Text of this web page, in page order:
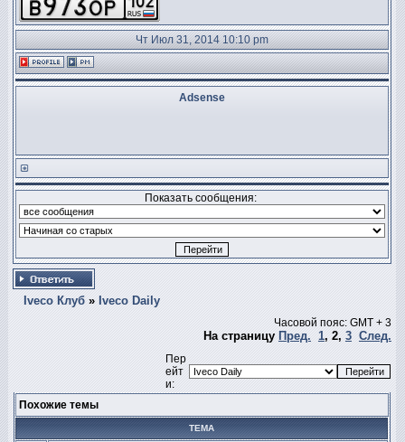
Чт Июл 31, 2014 10:10 pm
Adsense
Показать сообщения:
Iveco Клуб » Iveco Daily
Часовой пояс: GMT + 3
На страницу Пред. 1, 2, 3 След.
Пер
ейт
и:
Похожие темы
ТЕМА